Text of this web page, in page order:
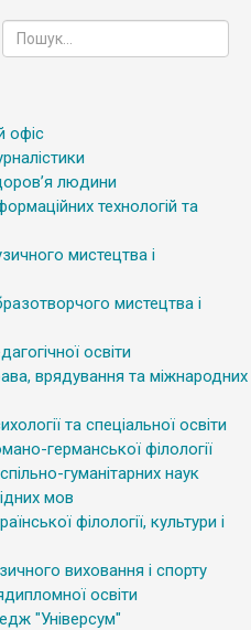
офіс
людини
технологій та
мистецтва і
мистецтва і
освіти
врядування та міжнародних
та спеціальної освіти
германської філології
гуманітарних наук
мов
філології, культури і
виховання і спорту
освіти
"Універсум"